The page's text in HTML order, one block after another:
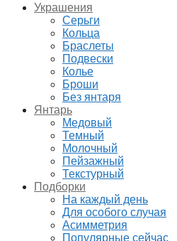
Украшения
Серьги
Кольца
Браслеты
Подвески
Колье
Броши
Без янтаря
Янтарь
Медовый
Темный
Молочный
Пейзажный
Текстурный
Подборки
На каждый день
Для особого случая
Асимметрия
Популярные сейчас